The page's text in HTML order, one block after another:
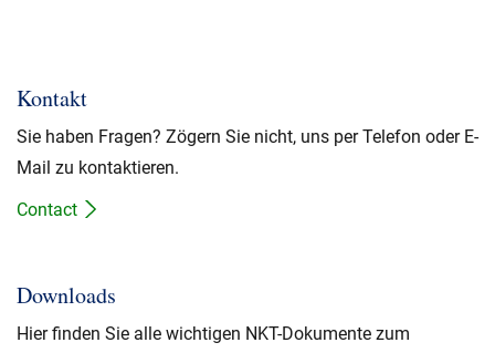
Kontakt
Sie haben Fragen? Zögern Sie nicht, uns per Telefon oder E-
Mail zu kontaktieren.
Contact
Downloads
Hier finden Sie alle wichtigen NKT-Dokumente zum